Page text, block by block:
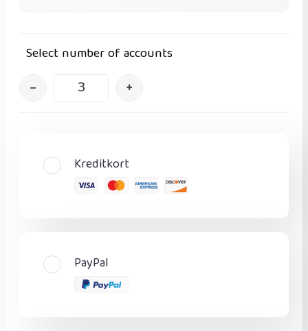
Select number of accounts
– +
Kreditkort
PayPal